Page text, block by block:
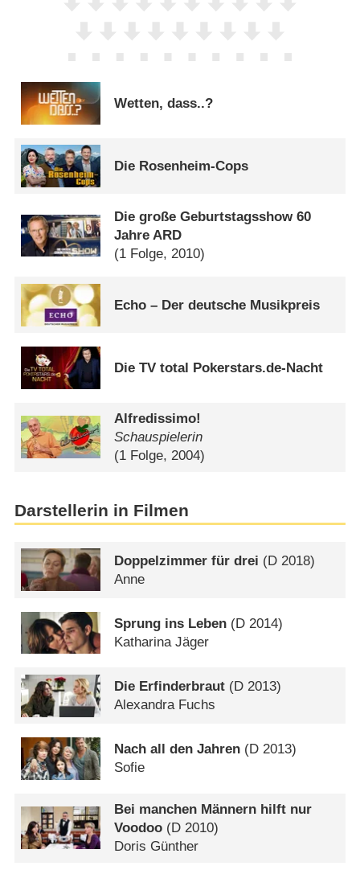
Wetten, dass..?
Die Rosenheim-Cops
Die große Geburtstagsshow 60
Jahre ARD
(1 Folge, 2010)
Echo – Der deutsche Musikpreis
Die TV total Pokerstars.de-Nacht
Alfredissimo!
Schauspielerin
(1 Folge, 2004)
Darstellerin in Filmen
Doppelzimmer für drei (D 2018)
Anne
Sprung ins Leben (D 2014)
Katharina Jäger
Die Erfinderbraut (D 2013)
Alexandra Fuchs
Nach all den Jahren (D 2013)
Sofie
Bei manchen Männern hilft nur
Voodoo (D 2010)
Doris Günther